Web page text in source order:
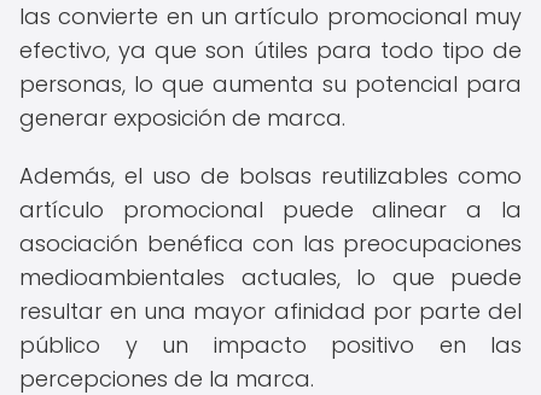
las convierte en un artículo promocional muy
efectivo, ya que son útiles para todo tipo de
personas, lo que aumenta su potencial para
generar exposición de marca.
Además, el uso de bolsas reutilizables como
artículo promocional puede alinear a la
asociación benéfica con las preocupaciones
medioambientales actuales, lo que puede
resultar en una mayor afinidad por parte del
público y un impacto positivo en las
percepciones de la marca.